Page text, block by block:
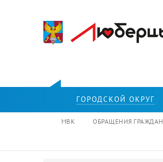
ГОРОДСКОЙ ОКРУГ
МВК ОБРАЩЕНИЯ ГРАЖДАН